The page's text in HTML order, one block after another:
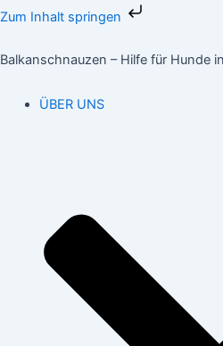
Zum Inhalt springen
Zum
springen
Balkanschnauzen – Hilfe für Hunde
ÜBER UNS